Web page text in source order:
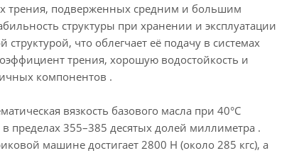
трения, подверженных средним и большим
структуры при хранении и эксплуатации
что облегчает её подачу в системах
трения, хорошую водостойкость и
компонентов .
вязкость базового масла при 40°C
пределах 355–385 десятых долей миллиметра .
машине достигает 2800 Н (около 285 кгс), а